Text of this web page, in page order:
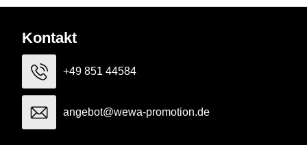
Kontakt
+49 851 44584
angebot@wewa-promotion.de